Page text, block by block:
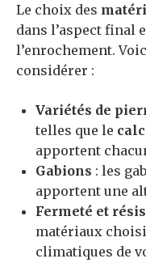
Le choix des
dans l’aspect final
l’enrochement.
considérer :
Variétés de
telles que le
apportent
Gabions : les
apportent une
Fermeté et
matériaux
climatiques de